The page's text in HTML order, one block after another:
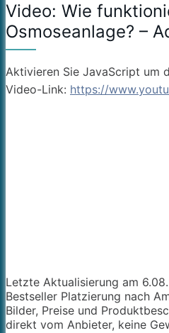
Video: Wie
Osmoseanlage? –
Aktivieren Sie JavaScript um
Video-Link: https://
Letzte Aktualisierung am
Bestseller Platzierung nach
Bilder, Preise und
direkt vom Anbieter, keine